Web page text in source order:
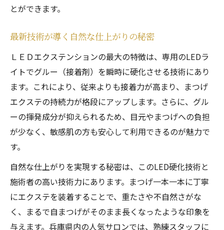
とができます。
最新技術が導く自然な仕上がりの秘密
ＬＥＤエクステンションの最大の特徴は、専用のLEDラ
イトでグルー（接着剤）を瞬時に硬化させる技術にあり
ます。これにより、従来よりも接着力が高まり、まつげ
エクステの持続力が格段にアップします。さらに、グル
ーの揮発成分が抑えられるため、目元やまつげへの負担
が少なく、敏感肌の方も安心して利用できるのが魅力で
す。
自然な仕上がりを実現する秘密は、このLED硬化技術と
施術者の高い技術力にあります。まつげ一本一本に丁寧
にエクステを装着することで、重たさや不自然さがな
く、まるで自まつげがそのまま長くなったような印象を
与えます。兵庫県内の人気サロンでは、熟練スタッフに